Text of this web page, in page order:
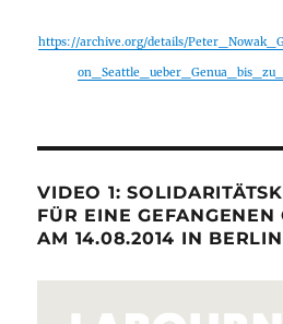
https://archive.org/details/
VIDEO 1:
FÜR EINE GEFANGENEN
AM 14.08.2014 IN BERLIN